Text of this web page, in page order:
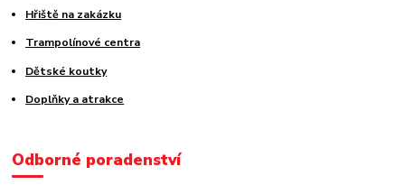
Hřiště na zakázku
Trampolínové centra
Dětské koutky
Doplňky a atrakce
Odborné poradenství